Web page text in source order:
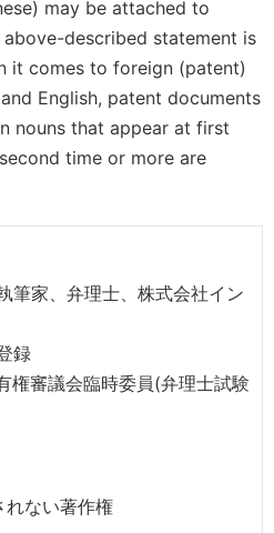
may be attached to
described statement is
it comes to foreign (patent)
English, patent documents
nouns that appear at first
time or more are
筆家、弁理士、株式会社イン
録
審議会臨時委員(弁理士試験
れない著作権